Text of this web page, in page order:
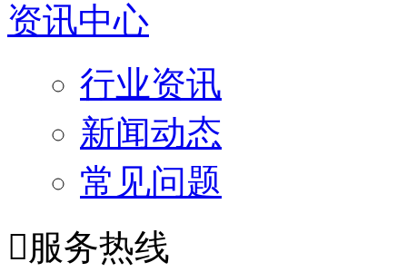
资讯中心
行业资讯
新闻动态
常见问题
服务热线